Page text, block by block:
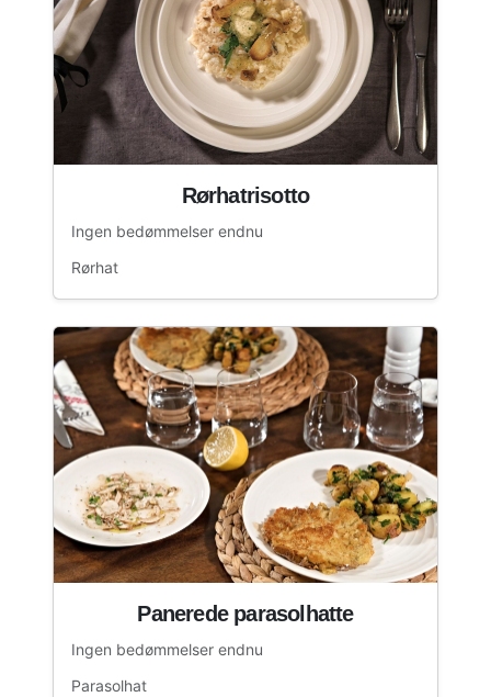
Rørhatrisotto
Ingen bedømmelser endnu
Rørhat
Panerede parasolhatte
Ingen bedømmelser endnu
Parasolhat